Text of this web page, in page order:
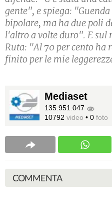
gente", e spiega:
bipolare, ma ha due poli
l'altro a volte duro". E sul
Ruta: "Al 70 per cento
finito per le mie
Mediaset
135.951.047
10792 video • 0 foto
COMMENTA